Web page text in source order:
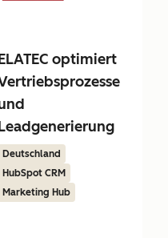
optimiert
Deutschland
HubSpot CRM
Marketing Hub